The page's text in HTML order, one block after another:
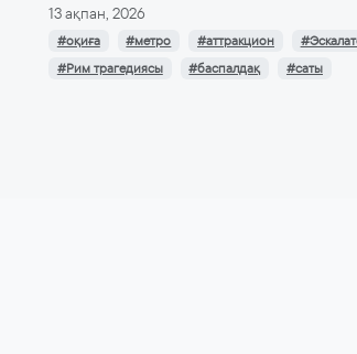
13 ақпан, 2026
#оқиға #метро #аттракцион
#Рим трагедиясы
#баспалдақ #саты